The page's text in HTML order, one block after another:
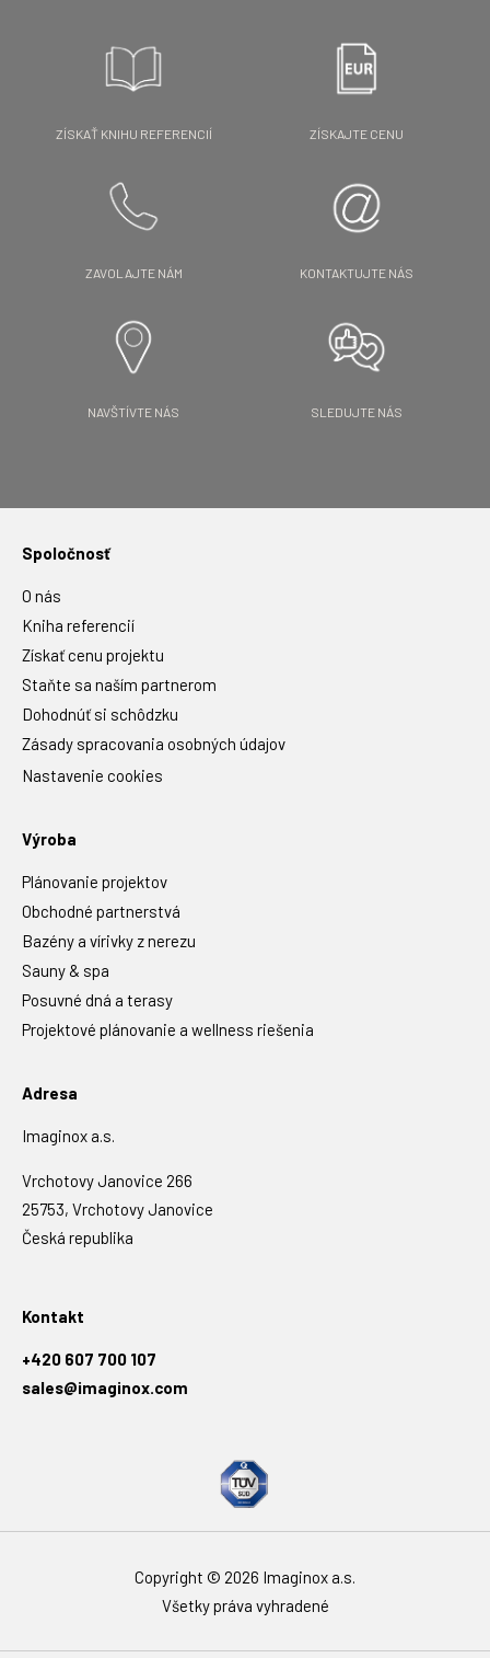
ZÍSKAŤ KNIHU REFERENCIÍ ZÍSKAJTE CENU
ZAVOLAJTE NÁM KONTAKTUJTE NÁS
NAVŠTÍVTE NÁS SLEDUJTE NÁS
Spoločnosť
O nás
Kniha referencií
Získať cenu projektu
Staňte sa naším partnerom
Dohodnúť si schôdzku
Zásady spracovania osobných údajov
Nastavenie cookies
Výroba
Plánovanie projektov
Obchodné partnerstvá
Bazény a vírivky z nerezu
Sauny & spa
Posuvné dná a terasy
Projektové plánovanie a wellness riešenia
Adresa
Imaginox a.s.
Vrchotovy Janovice 266
25753, Vrchotovy Janovice
Česká republika
Kontakt
+420 607 700 107
sales@imaginox.com
Copyright © 2026 Imaginox a.s.
Všetky práva vyhradené